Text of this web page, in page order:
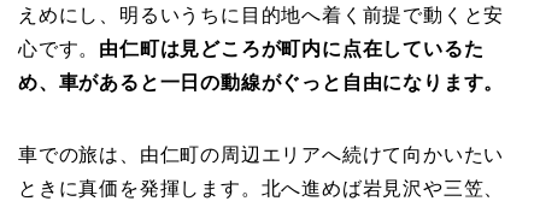
えめにし、明るいうちに目的地へ着く前提で動くと安
心です。 由仁町は見どころが町内に点在しているた
め、車があると一日の動線がぐっと自由になります。
車での旅は、由仁町の周辺エリアへ続けて向かいたい
ときに真価を発揮します。北へ進めば岩見沢や三笠、